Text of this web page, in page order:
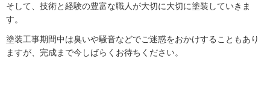
そして、技術と経験の豊富な職人が大切に大切に塗装していきま
す。
塗装工事期間中は臭いや騒音などでご迷惑をおかけすることもあり
ますが、完成まで今しばらくお待ちください。